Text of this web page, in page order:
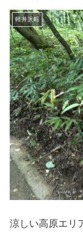
軽井沢町
涼しい高原エリ